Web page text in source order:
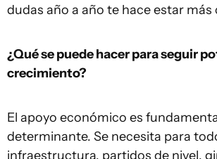
dudas año a año te hace estar más
¿Qué se puede hacer para seguir
crecimiento?
El apoyo económico es
determinante. Se necesita para
infraestructura, partidos de nivel,